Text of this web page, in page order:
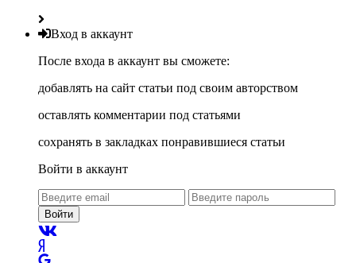
Вход в аккаунт
После входа в аккаунт вы сможете:
добавлять на сайт статьи под своим авторством
оставлять комментарии под статьями
сохранять в закладках понравившиеся статьи
Войти в аккаунт
Войти